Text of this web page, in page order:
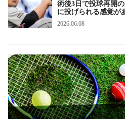
術後3日で投球再開
に投げられる感覚が
2026.06.08